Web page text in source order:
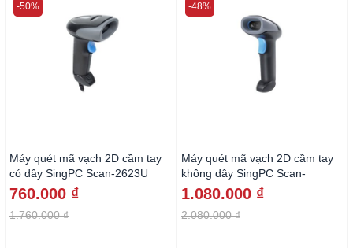
Máy quét mã vạch 2D cầm tay
có dây SingPC Scan-2623U
760.000 ₫
1.760.000 ₫
-50%
Máy quét mã vạch 2D cầm tay
không dây SingPC Scan-
2623TR
1.080.000 ₫
2.080.000 ₫
-48%